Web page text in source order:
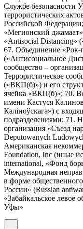
Службе безопасности
террористических
Российской
«Мегионский
«Antisocial Distancing»
67. Объединение «Рок-
(«Антисоциальное
сообщество –
Террористическое
(«ВКП(б)») и его
ячейка «ВКП(б)»; 70.
имени Кастуся
Калiноўскага») с
подразделениями; 71.
организация «Съезд
Deputowanych
Американская
Foundation, Inc (иные
international, «Фонд
Международная
в форме
России» (Russian
«Забайкальское левое
Уфы»